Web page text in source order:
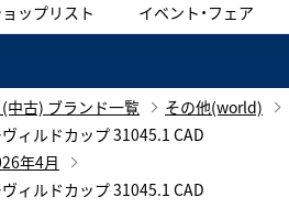
amazfit
アマズフィット
サービスについて
検索
ランド一覧はこちら
ップリスト
表参道
Time Lounge
イベント・フェア
(中古) ブランド一覧
その他(world)
ヴィルドカップ 31045.1 CAD
年4月
ヴィルドカップ 31045.1 CAD